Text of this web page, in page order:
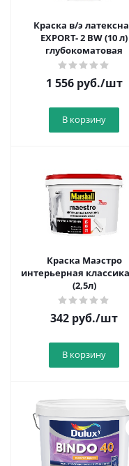
Краска в/э
EXPORT- 2 BW (10 л)
глубокоматовая
1 556руб./шт
В корзину
Краска Маэстро
интерьерная
(2,5л)
342 руб./шт
В корзину